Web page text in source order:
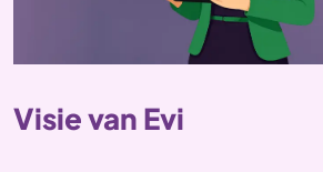
Visie van Evi